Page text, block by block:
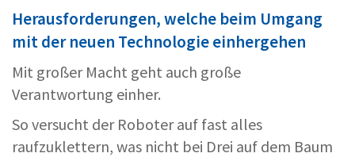
Herausforderungen, welche beim Umgang
mit der neuen Technologie einhergehen
Mit großer Macht geht auch große
Verantwortung einher.
So versucht der Roboter auf fast alles
raufzuklettern, was nicht bei Drei auf dem Baum